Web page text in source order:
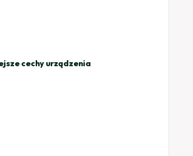
cechy urządzenia